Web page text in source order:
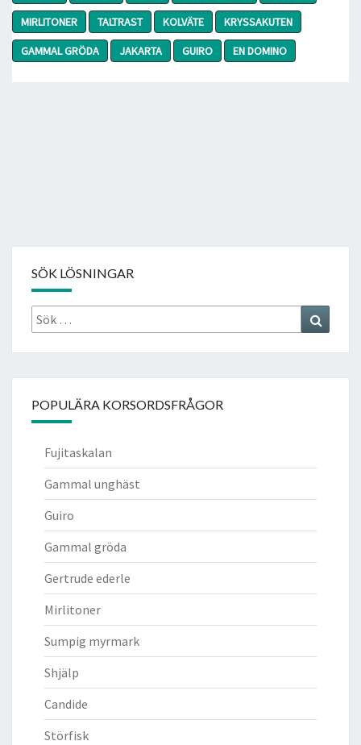
MIRLITONER
TALTRAST KOLVÄTE
KRYSSAKUTEN
GAMMAL GRÖDA
JAKARTA GUIRO EN DOMINO
SÖK LÖSNINGAR
Sök
efter:
POPULÄRA KORSORDSFRÅGOR
Fujitaskalan
Gammal unghäst
Guiro
Gammal gröda
Gertrude ederle
Mirlitoner
Sumpig myrmark
Shjälp
Candide
Störfisk